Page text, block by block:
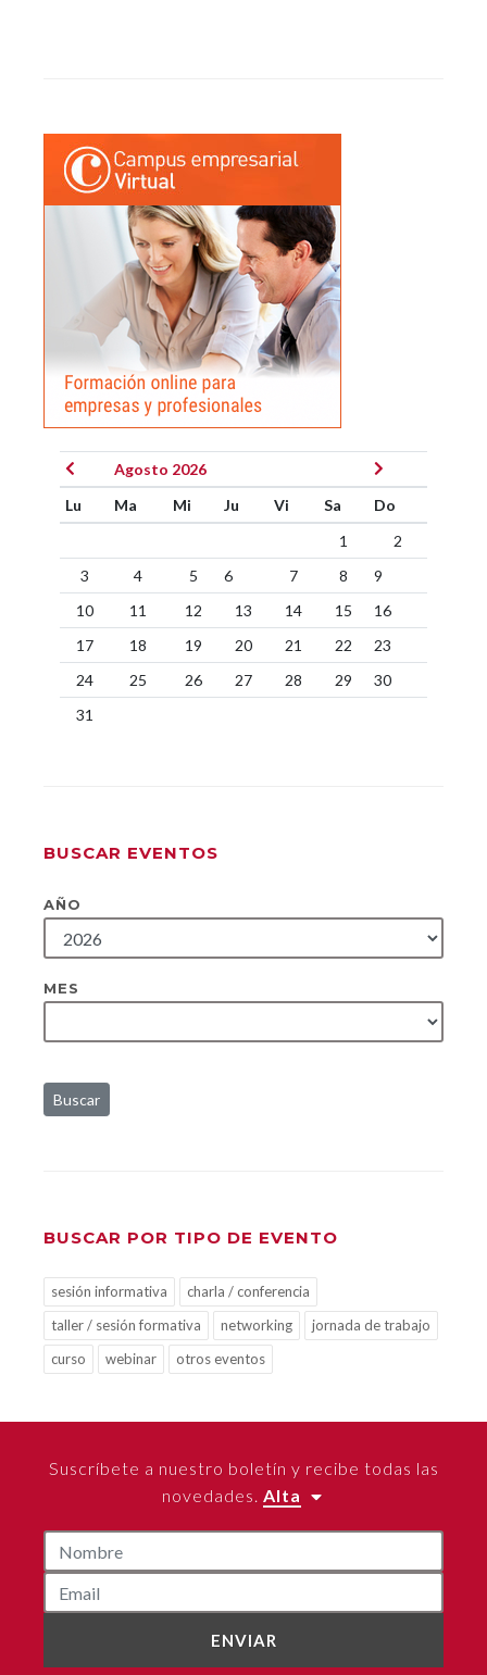
Agosto 2026
Lu
Ma Mi Ju Vi Sa
Do
1
2
3
4 5 6 7 8
9
10
11 12 13 14 15
16
17
18 19 20 21 22
23
24
25 26 27 28 29
30
31
BUSCAR EVENTOS
AÑO
MES
Buscar
BUSCAR POR TIPO DE EVENTO
sesión informativa
charla / conferencia
taller / sesión formativa
networking
jornada de trabajo
curso
webinar otros eventos
Suscríbete a nuestro boletín y recibe todas las
novedades. Alta
ENVIAR